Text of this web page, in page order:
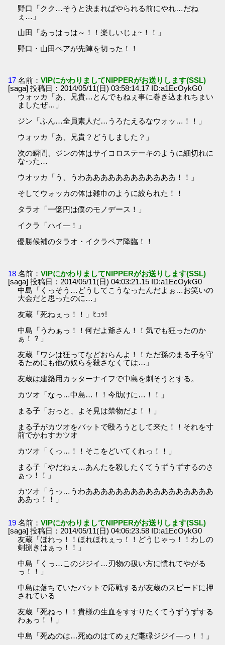
野口「クク…そうと決まればやられる前にやれ…だね
ぇ…」
山田「あっはっは～！！楽しいじょ~！！」
野口・山田ペアが先陣を切った！！
17 名前：VIPにかわりましてNIPPERがお送りします(SSL)
[saga] 投稿日：2014/05/11(日) 03:58:14.17 ID:a1EcOykG0
ウォッカ「あ、兄貴…とんでもねぇ事に巻き込まれちまい
ましたぜ…」
ジン「ふん…全員素人だ…うろたえるなウォッ…！！」
ウォッカ「あ、兄貴？どうしました？」
次の瞬間、ジンの体はサイコロステーキのように細切れに
なった…
ウオッカ「う、うわああああああああああああ！！」
そしてウォッカの体は雑巾のように絞られた！！
タラオ「一億円は僕のモノデース！」
イクラ「ハイ―！」
優勝候補のタラオ・イクラペア降臨！！
18 名前：VIPにかわりましてNIPPERがお送りします(SSL)
[saga] 投稿日：2014/05/11(日) 04:03:21.15 ID:a1EcOykG0
中島「くっそう…どうしてこうなったんだよぉ…お笑いの
大会だと思ったのに…」
友蔵「死ねぇっ！！」ﾋｭｯ!
中島「うわぁっ！！何だよ爺さん！！気でも狂ったのか
ぁ！？」
友蔵「ワシは狂ってなどおらんよ！！ただ孫のまる子を守
るためにも他の奴らを殺さなくては…」
友蔵は建築用カッターナイフで中島を刺そうとする。
カツオ「なっ…中島…！！今助けに…！！」
まる子「おっと、よそ見は禁物だよ！！」
まる子がカツオをバットで殴ろうとして来た！！それを寸
前でかわすカツオ
カツオ「くっ…！！そこをどいてくれっ！！」
まる子「やだねぇ…あんたを殺したくてうずうずするのさ
ぁっ！！」
カツオ「うっ…うわあああああああああああああああああ
ああっ！！」
19 名前：VIPにかわりましてNIPPERがお送りします(SSL)
[saga] 投稿日：2014/05/11(日) 04:06:23.58 ID:a1EcOykG0
友蔵「ほれっ！！ほれほれぇっ！！どうじゃっ！！わしの
剣捌きはぁっ！！」
中島「くっ…このジジイ…刃物の扱い方に慣れてやがる
っ！！」
中島は落ちていたバットで応戦するが友蔵のスピードに押
されている
友蔵「死ねっ！！貴様の生血をすすりたくてうずうずする
わぁっ！！」
中島「死ぬのは…死ぬのはてめぇだ耄碌ジジイ―っ！！」